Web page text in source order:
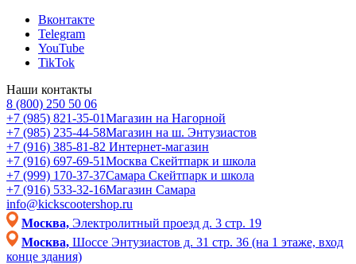
Вконтакте
Telegram
YouTube
TikTok
Наши контакты
8 (800) 250 50 06
+7 (985) 821-35-01Магазин на Нагорной
+7 (985) 235-44-58Магазин на ш. Энтузиастов
+7 (916) 385-81-82 Интернет-магазин
+7 (916) 697-69-51Москва Скейтпарк и школа
+7 (999) 170-37-37Самара Скейтпарк и школа
+7 (916) 533-32-16Магазин Самара
info@kickscootershop.ru
Москва, Электролитный проезд д. 3 стр. 19
Москва, Шоссе Энтузиастов д. 31 стр. 36 (на 1 этаже, вход
конце здания)